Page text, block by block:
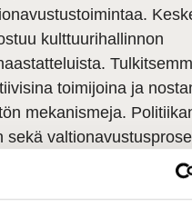
kulttuurihallinnon
toimijoina ja
mekanismeja.
seka